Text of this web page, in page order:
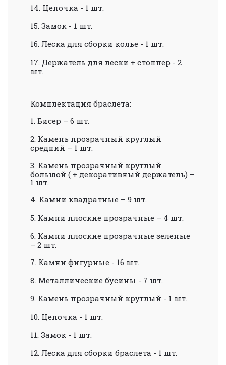
14. Цепочка - 1 шт.
15. Замок - 1 шт.
16. Леска для сборки колье - 1 шт.
17. Держатель для лески + стоппер - 2
шт.
Комплектация браслета:
1. Бисер – 6 шт.
2. Камень прозрачный круглый
средний – 1 шт.
3. Камень прозрачный круглый
большой ( + декоративный держатель) –
1 шт.
4. Камни квадратные – 9 шт.
5. Камни плоские прозрачные – 4 шт.
6. Камни плоские прозрачные зеленые
– 2 шт.
7. Камни фигурные - 16 шт.
8. Металлические бусины - 7 шт.
9. Камень прозрачный круглый - 1 шт.
10. Цепочка - 1 шт.
11. Замок - 1 шт.
12. Леска для сборки браслета - 1 шт.